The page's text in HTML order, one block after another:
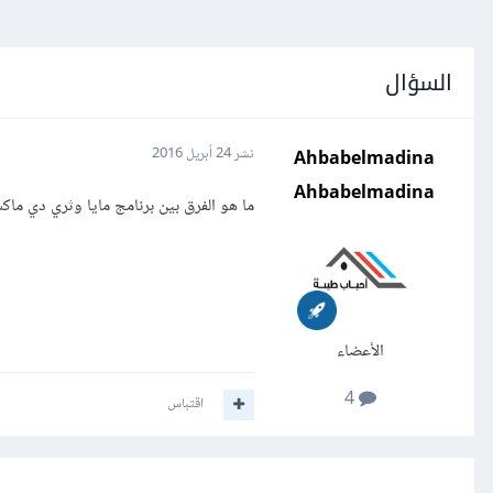
السؤال
Ahbabelmadina
Ahbabelmadina
الأعضاء
4
نشر24 أبريل 2016
ما هو الفرق بين برنامج مايا وثري دي
اقتباس